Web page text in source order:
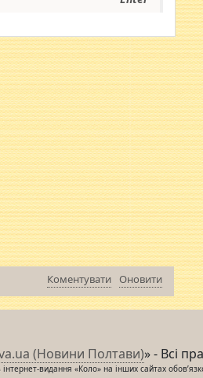
Оновити
Коментувати
(Новини Полтави)» - Всі
інтернет-видання «Коло» на інших сайтах